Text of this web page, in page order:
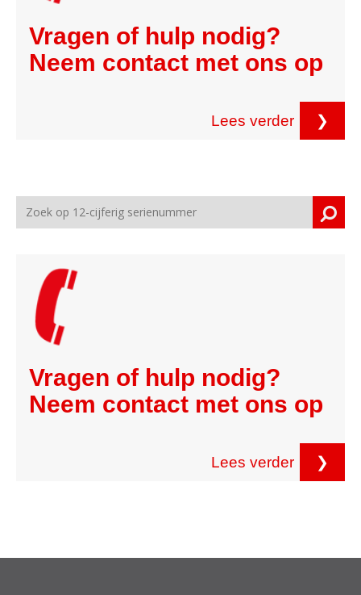
Vragen of hulp nodig?
Neem contact met ons op
Lees verder ❯
Vragen of hulp nodig?
Neem contact met ons op
Lees verder ❯